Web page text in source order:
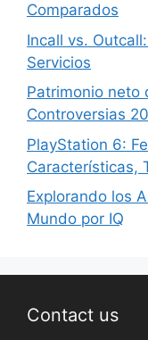
Comparados
Incall vs.
Servicios
Patrimonio neto
Controversias
PlayStation 6:
Características,
Explorando los
Mundo por IQ
Contact us